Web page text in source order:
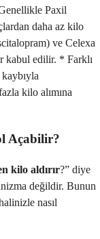
Paxil
daha az kilo
ve Celexa
kabul edilir. * Farklı
kilo alımına
Açabilir?
kilo aldırır?” diye
değildir. Bunun
nasıl